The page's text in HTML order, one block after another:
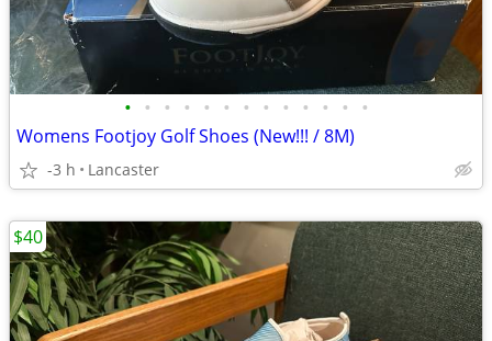
• • • • • • • • • • • • •
Womens Footjoy Golf Shoes (New!!! / 8M)
-3 h Lancaster
$40